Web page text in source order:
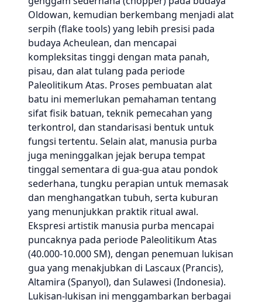
Oldowan, kemudian berkembang menjadi alat
serpih (flake tools) yang lebih presisi pada
budaya Acheulean, dan mencapai
kompleksitas tinggi dengan mata panah,
pisau, dan alat tulang pada periode
Paleolitikum Atas. Proses pembuatan alat
batu ini memerlukan pemahaman tentang
sifat fisik batuan, teknik pemecahan yang
terkontrol, dan standarisasi bentuk untuk
fungsi tertentu. Selain alat, manusia purba
juga meninggalkan jejak berupa tempat
tinggal sementara di gua-gua atau pondok
sederhana, tungku perapian untuk memasak
dan menghangatkan tubuh, serta kuburan
yang menunjukkan praktik ritual awal.
Ekspresi artistik manusia purba mencapai
puncaknya pada periode Paleolitikum Atas
(40.000-10.000 SM), dengan penemuan lukisan
gua yang menakjubkan di Lascaux (Prancis),
Altamira (Spanyol), dan Sulawesi (Indonesia).
Lukisan-lukisan ini menggambarkan berbagai